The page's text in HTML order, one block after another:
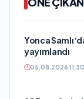
Yonca Samlı
yayımlandı
05.08.2026 11:30